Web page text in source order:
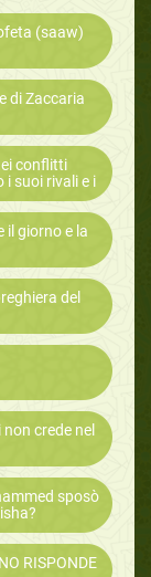
(saaw)
di Zaccaria
conflitti
i suoi rivali e i
il giorno e la
del
crede nel
sposò
RISPONDE